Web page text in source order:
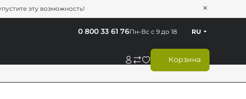
эту возможность!
Корзина
Пн-Вс с 9 до 18
0 800 33 61 76 RU